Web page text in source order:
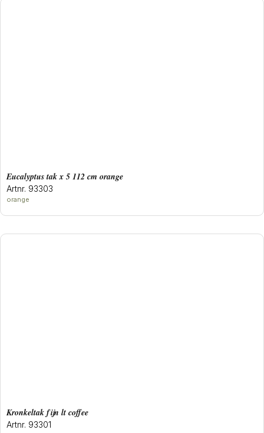
eucalyptus tak x 5 112 cm orange
Artnr. 93303
orange
kronkeltak fijn lt coffee
Artnr. 93301